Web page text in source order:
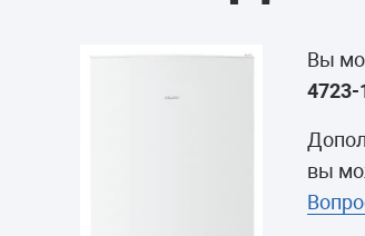
Вы
4723-
вы